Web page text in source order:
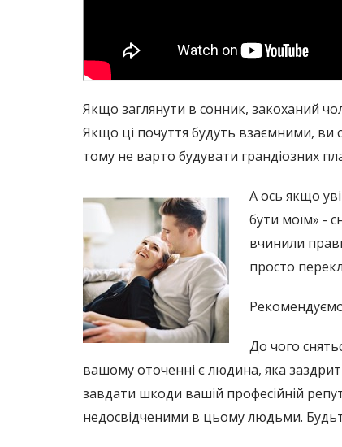
Якщо заглянути в сонник, закоханий
Якщо ці почуття будуть взаємними,
тому не варто будувати грандіозних
А ось якщо
бути моїм» -
вчинили
просто
До чого
вашому оточенні є людина, яка
завдати шкоди вашій професійній
недосвідченими в цьому людьми.